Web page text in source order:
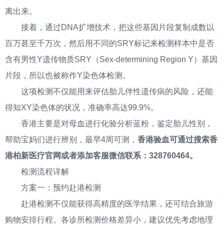
离出来。
接着，通过DNA扩增技术，把这些基因片段复制成数以
百万甚至千万次，然后用不同的SRY标记来检测样本中是否
含有男性Y遗传物质SRY（Sex-determining Region Y）基因
片段，所以也被称作Y染色体检测。
这项检测不仅能用来评估胎儿伴性遗传病的风险，还能
得知XY染色体的状况，准确率高达99.9%。
香港主要是对母血进行化验分析蓝粉，鉴定胎儿性别，
帮助宝妈们进行辨别，最早4周可测， 香港验血可通过搜索香
港柏新医疗官网或者添加客服微信联系：328760464。
检测流程详解
方案一：预约赴港检测
赴港检测不仅能获得高精度的医学结果，还可结合旅游
购物安排行程。各诊所检测价格差异小，建议优先考虑地理